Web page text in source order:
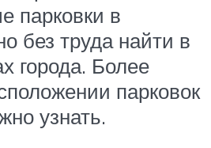
парковки в
без труда найти в
города. Более
парковок
узнать.